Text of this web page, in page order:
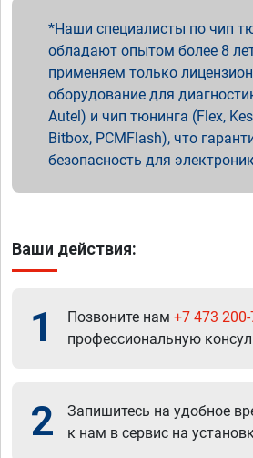
Наши специалисты по чип
обладают опытом более 8
применяем только
оборудование для
Autel) и чип тюнинга (Flex,
Bitbox, PCMFlash), что
безопасность для
Ваши действия:
1 Позвоните нам +7 473 200-
профессиональную
2
Запишитесь на удобное
к нам в сервис на